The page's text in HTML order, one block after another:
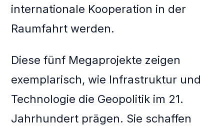
internationale Kooperation in der
Raumfahrt werden.
Diese fünf Megaprojekte zeigen
exemplarisch, wie Infrastruktur und
Technologie die Geopolitik im 21.
Jahrhundert prägen. Sie schaffen